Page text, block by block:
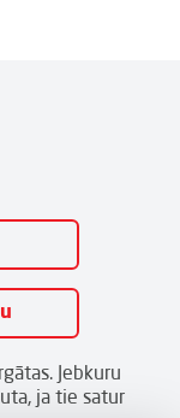
Jebkuru
ja tie satur